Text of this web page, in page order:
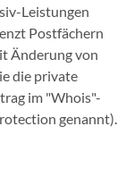
Leistungen
Postfächern
Änderung von
die private
im "Whois"-
genannt).